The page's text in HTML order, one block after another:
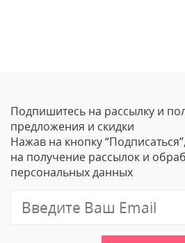
Ваше Имя
Email
Подпишитесь на рассылку и
предложения и скидки
Нажав на кнопку
на получение рассылок и
персональных данных